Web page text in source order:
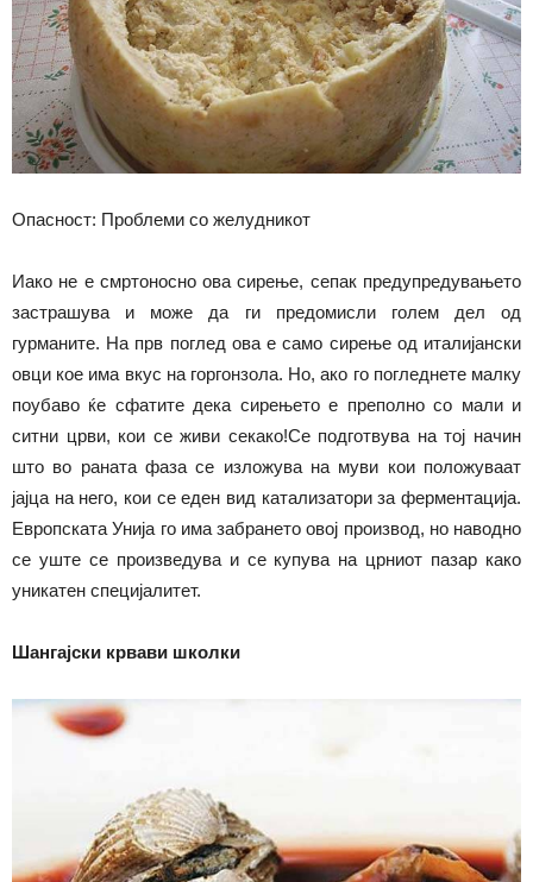
Опасност: Проблеми со желудникот
Иако не е смртоносно ова сирење, сепак предупредувањето
застрашува и може да ги предомисли голем дел од
гурманите. На прв поглед ова е само сирење од италијански
овци кое има вкус на горгонзола. Но, ако го погледнете малку
поубаво ќе сфатите дека сирењето е преполно со мали и
ситни црви, кои се живи секако!Се подготвува на тој начин
што во раната фаза се изложува на муви кои положуваат
јајца на него, кои се еден вид катализатори за ферментација.
Европската Унија го има забрането овој производ, но наводно
се уште се произведува и се купува на црниот пазар како
уникатен специјалитет.
Шангајски крвави школки